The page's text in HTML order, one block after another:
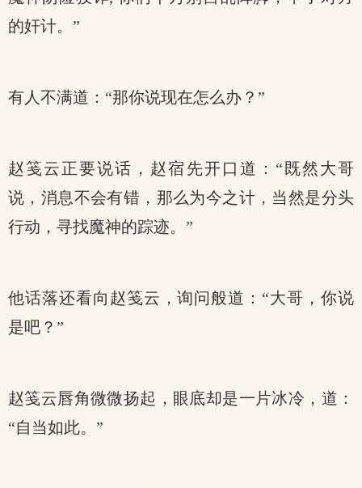
的奸计。”
有人不满道：“那你说现在怎么办？”
赵笺云正要说话，赵宿先开口道：“既然大哥
说，消息不会有错，那么为今之计，当然是分头
行动，寻找魔神的踪迹。”
他话落还看向赵笺云，询问般道：“大哥，你说
是吧？”
赵笺云唇角微微扬起，眼底却是一片冰冷，道：
“自当如此。”